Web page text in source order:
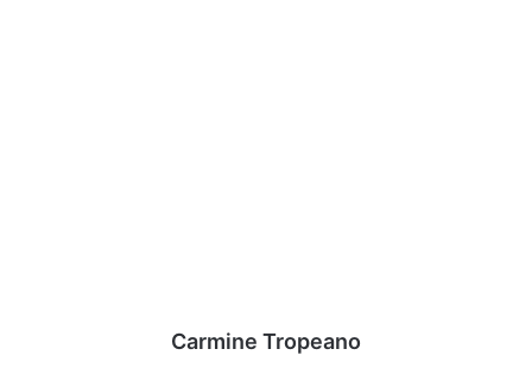
Carmine Tropeano